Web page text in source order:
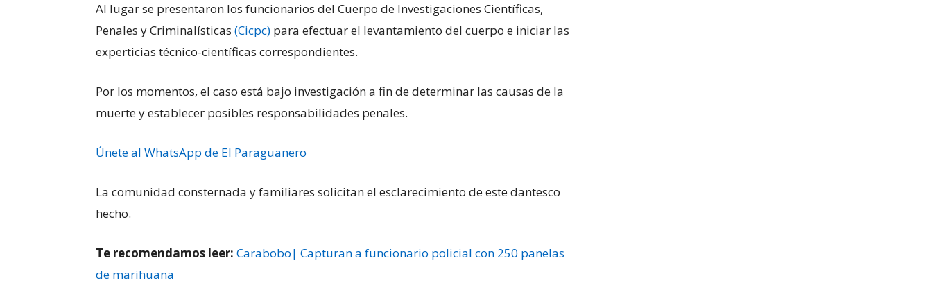
Al lugar se presentaron los funcionarios del Cuerpo de Investigaciones Científicas,
Penales y Criminalísticas (Cicpc) para efectuar el levantamiento del cuerpo e iniciar las
experticias técnico-científicas correspondientes.
Por los momentos, el caso está bajo investigación a fin de determinar las causas de la
muerte y establecer posibles responsabilidades penales.
Únete al WhatsApp de El Paraguanero
La comunidad consternada y familiares solicitan el esclarecimiento de este dantesco
hecho.
Te recomendamos leer: Carabobo| Capturan a funcionario policial con 250 panelas
de marihuana